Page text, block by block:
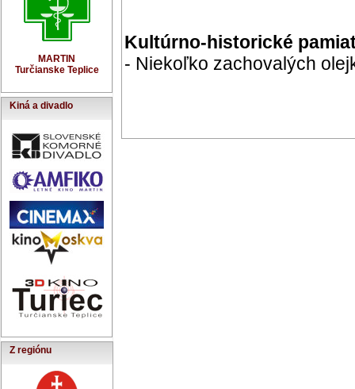
MARTIN
Turčianske Teplice
Kiná a divadlo
Z regiónu
Kultúrno-historické
- Niekoľko zachovalých